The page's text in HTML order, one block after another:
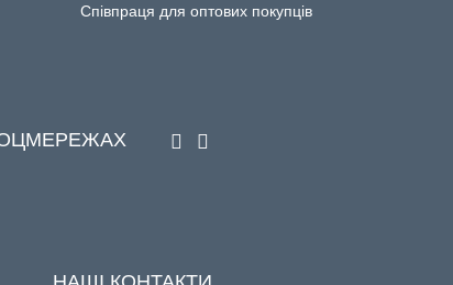
Співпраця для оптових покупців